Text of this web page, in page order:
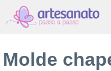
Pular
para
conteúdo
Molde